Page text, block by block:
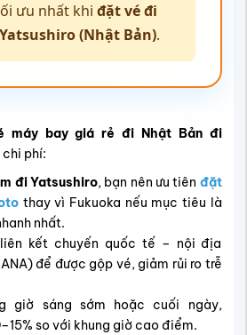
ưu nhất khi đặt vé đi
(Nhật Bản).
máy bay giá rẻ đi Nhật Bản đi
phí:
đi Yatsushiro, bạn nên ưu tiên đặt
thay vì Fukuoka nếu mục tiêu là
nhất.
kết chuyến quốc tế – nội địa
để được gộp vé, giảm rủi ro trễ
giờ sáng sớm hoặc cuối ngày,
so với khung giờ cao điểm.